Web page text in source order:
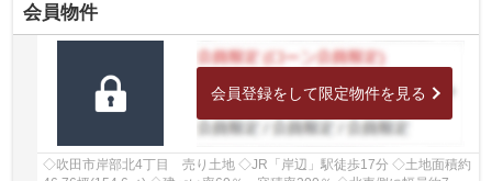
会員物件
会員登録をして限定物件を見る
◇吹田市岸部北4丁目 売り土地 ◇JR「岸辺」駅徒歩17分 ◇土地面積約